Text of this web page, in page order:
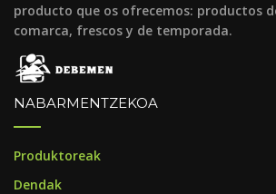
producto que os ofrecemos: productos
comarca, frescos y de temporada.
NABARMENTZEKOA
Produktoreak
Dendak